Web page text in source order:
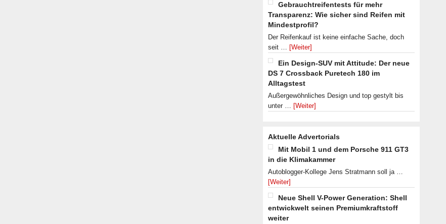
Gebrauchtreifentests für mehr
Transparenz: Wie sicher sind Reifen mit
Mindestprofil?
Der Reifenkauf ist keine einfache Sache, doch
seit … [Weiter]
Ein Design-SUV mit Attitude: Der neue
DS 7 Crossback Puretech 180 im
Alltagstest
Außergewöhnliches Design und top gestylt bis
unter … [Weiter]
Aktuelle Advertorials
Mit Mobil 1 und dem Porsche 911 GT3
in die Klimakammer
Autoblogger-Kollege Jens Stratmann soll ja …
[Weiter]
Neue Shell V-Power Generation: Shell
entwickwelt seinen Premiumkraftstoff
weiter